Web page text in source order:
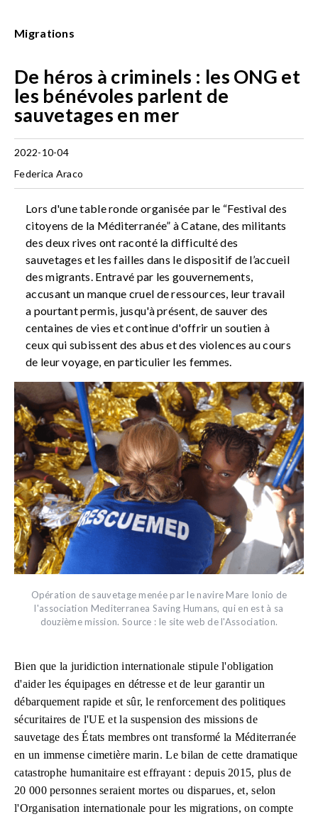
Migrations
De héros à criminels : les ONG et
les bénévoles parlent de
sauvetages en mer
2022-10-04
Federica Araco
Lors d'une table ronde organisée par le “Festival des
citoyens de la Méditerranée” à Catane, des militants
des deux rives ont raconté la difficulté des
sauvetages et les failles dans le dispositif de l’accueil
des migrants. Entravé par les gouvernements,
accusant un manque cruel de ressources, leur travail
a pourtant permis, jusqu'à présent, de sauver des
centaines de vies et continue d'offrir un soutien à
ceux qui subissent des abus et des violences au cours
de leur voyage, en particulier les femmes.
Opération de sauvetage menée par le navire Mare Ionio de
l'association Mediterranea Saving Humans, qui en est à sa
douzième mission. Source : le site web de l'Association.
Bien que la juridiction internationale stipule l'obligation
d'aider les équipages en détresse et de leur garantir un
débarquement rapide et sûr, le renforcement des politiques
sécuritaires de l'UE et la suspension des missions de
sauvetage des États membres ont transformé la Méditerranée
en un immense cimetière marin. Le bilan de cette dramatique
catastrophe humanitaire est effrayant : depuis 2015, plus de
20 000 personnes seraient mortes ou disparues, et, selon
l'Organisation internationale pour les migrations, on compte